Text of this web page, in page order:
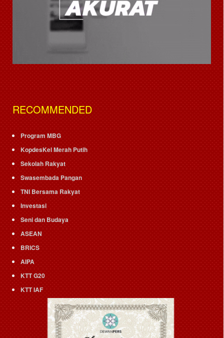
RECOMMENDED
Program MBG
KopdesKel Merah Putih
Sekolah Rakyat
Swasembada Pangan
TNI Bersama Rakyat
Investasi
Seni dan Budaya
ASEAN
BRICS
AIPA
KTT G20
KTT IAF